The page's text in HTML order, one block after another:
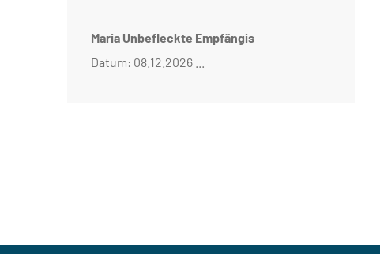
Maria Unbefleckte Empfängis
Datum: 08.12.2026 ...